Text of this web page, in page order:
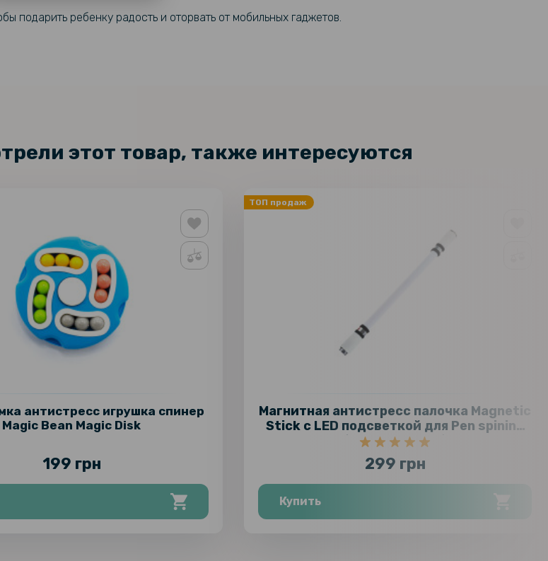
подарить ребенку радость и оторвать от мобильных гаджетов.
этот товар, также интересуются
антистресс игрушка спинер
Magic Bean Magic Disk
199 грн
ТОП продаж
Магнитная антистресс палочка Magnetic
Stick с LED подсветкой для Pen spining
(пенспиннинга)
299 грн
Купить